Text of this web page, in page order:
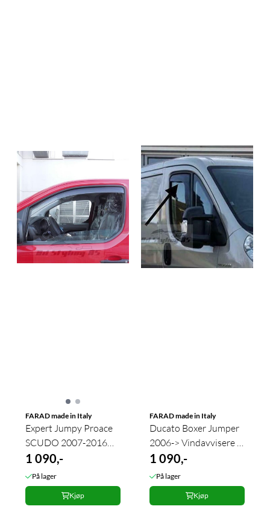
FARAD made in Italy
Expert Jumpy Proace
SCUDO 2007-2016
Vindavvisere In-
Channel
1 090,-
På lager
Kjøp
FARAD made in Italy
Ducato Boxer Jumper
2006-> Vindavvisere 2
stk. In-Channel
1 090,-
På lager
Kjøp